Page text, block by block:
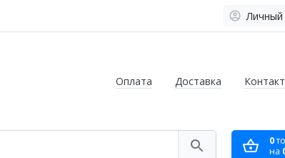
Личный
Оплата Доставка
0
на